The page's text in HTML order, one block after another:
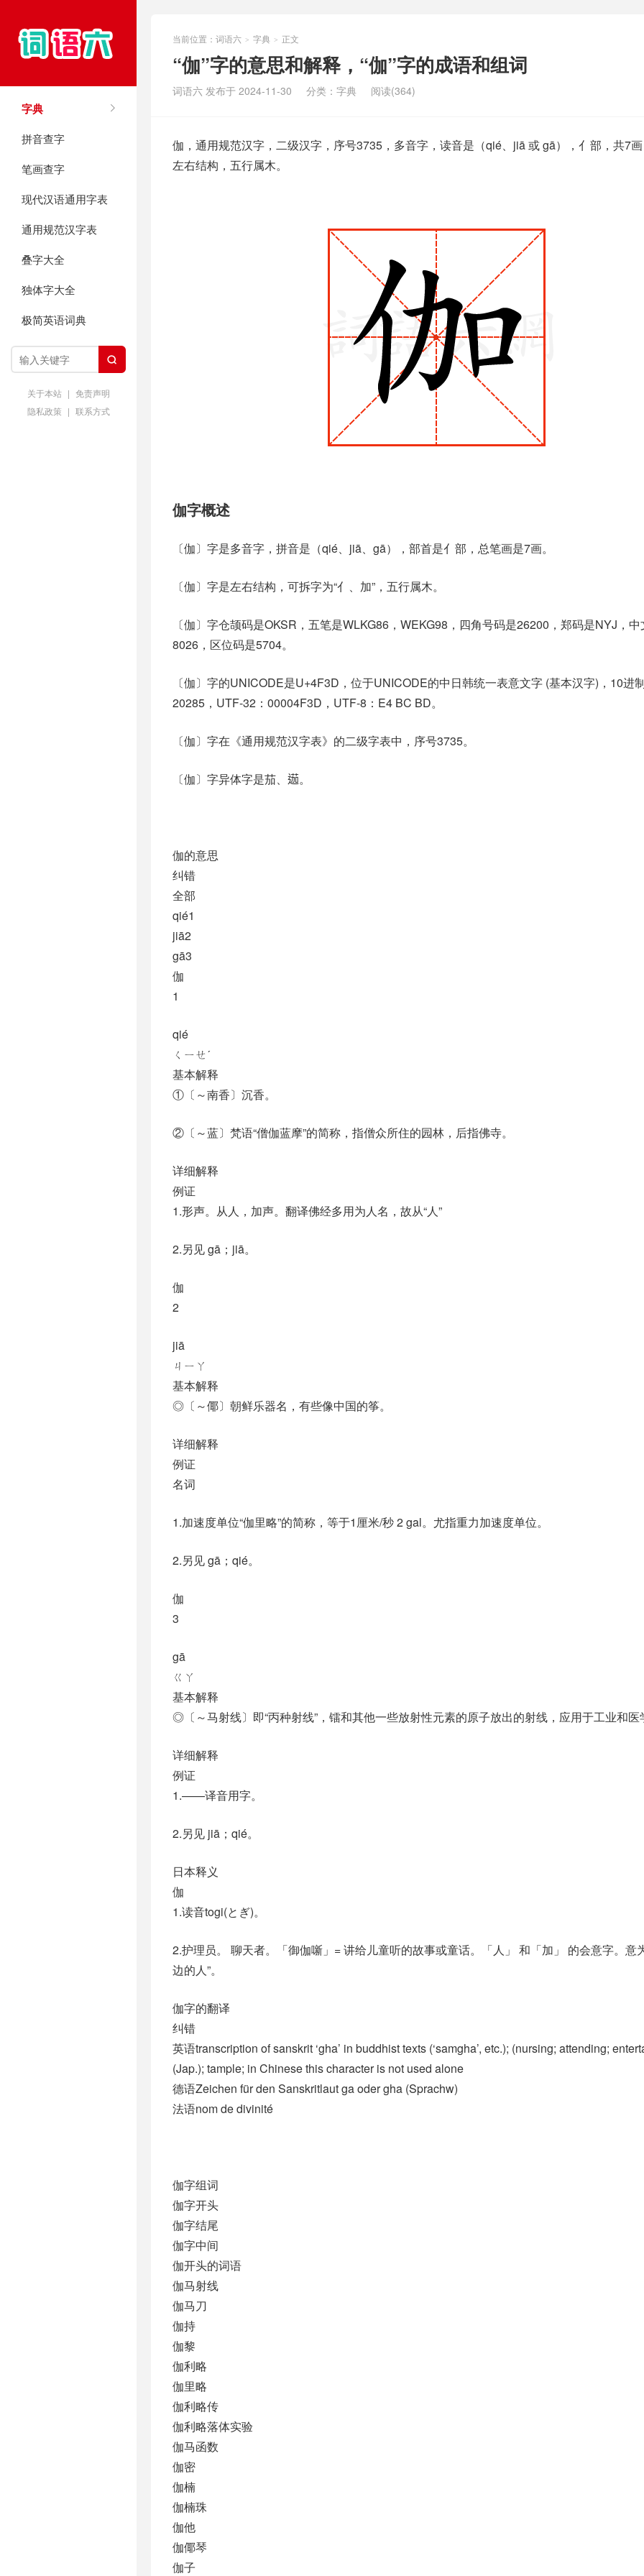
字典
拼音查字
笔画查字
现代汉语通用字表
通用规范汉字表
叠字大全
独体字大全
极简英语词典

关于本站 | 免责声明
隐私政策 | 联系方式
当前位置： 词语六 > 字典 > 正文
“伽”字的意思和解释，“伽”字的成语和组词
词语六 发布于 2024-11-30 分类： 字典 阅读(364)
伽，通用规范汉字，二级汉字，序号3735，多音字，读音是（qié、jiā 或 gā），亻部，共7
左右结构，五行属木。
伽字概述
〔伽〕字是多音字，拼音是（qié、jiā、gā），部首是亻部，总笔画是7画。
〔伽〕字是左右结构，可拆字为“亻、加”，五行属木。
〔伽〕字仓颉码是OKSR，五笔是WLKG86，WEKG98，四角号码是26200，郑码是NYJ，
8026，区位码是5704。
〔伽〕字的UNICODE是U+4F3D，位于UNICODE的中日韩统一表意文字 (基本汉字)，10进
20285，UTF-32：00004F3D，UTF-8：E4 BC BD。
〔伽〕字在《通用规范汉字表》的二级字表中，序号3735。
〔伽〕字异体字是茄、𨔽。
伽的意思
纠错
全部
qié1
jiā2
gā3
伽
1
qié
ㄑㄧㄝˊ
基本解释
①〔～南香〕沉香。
②〔～蓝〕梵语“僧伽蓝摩”的简称，指僧众所住的园林，后指佛寺。
详细解释
例证
1.形声。从人，加声。翻译佛经多用为人名，故从“人”
2.另见 gā；jiā。
伽
2
jiā
ㄐㄧㄚ
基本解释
◎〔～倻〕朝鲜乐器名，有些像中国的筝。
详细解释
例证
名词
1.加速度单位“伽里略”的简称，等于1厘米/秒 2 gal。尤指重力加速度单位。
2.另见 gā；qié。
伽
3
gā
ㄍㄚ
基本解释
◎〔～马射线〕即“丙种射线”，镭和其他一些放射性元素的原子放出的射线，应用于工业和医
详细解释
例证
1.——译音用字。
2.另见 jiā；qié。
日本释义
伽
1.读音togi(とぎ)。
2.护理员。 聊天者。「御伽噺」= 讲给儿童听的故事或童话。「人」 和「加」 的会意字。意
边的人”。
伽字的翻译
纠错
英语transcription of sanskrit ‘gha’ in buddhist texts (‘samgha’, etc.); (nursing; attending;
(Jap.); tample; in Chinese this character is not used alone
德语Zeichen für den Sanskritlaut ga oder gha (Sprachw)
法语nom de divinité
伽字组词
伽字开头
伽字结尾
伽字中间
伽开头的词语
伽马射线
伽马刀
伽持
伽黎
伽利略
伽里略
伽利略传
伽利略落体实验
伽马函数
伽密
伽楠
伽楠珠
伽他
伽倻琴
伽子